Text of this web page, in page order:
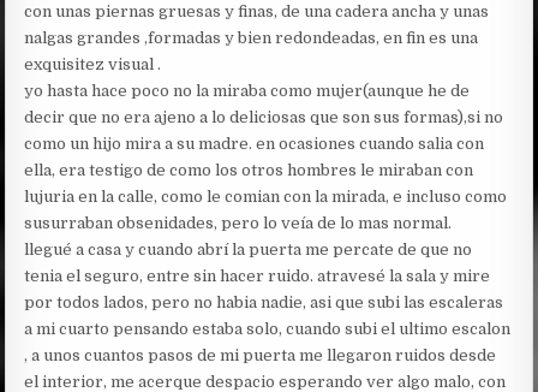
con unas piernas gruesas y finas, de una cadera ancha y unas
nalgas grandes ,formadas y bien redondeadas, en fin es una
exquisitez visual .
yo hasta hace poco no la miraba como mujer(aunque he de
decir que no era ajeno a lo deliciosas que son sus formas),si no
como un hijo mira a su madre. en ocasiones cuando salia con
ella, era testigo de como los otros hombres le miraban con
lujuria en la calle, como le comian con la mirada, e incluso como
susurraban obsenidades, pero lo veía de lo mas normal.
llegué a casa y cuando abrí la puerta me percate de que no
tenia el seguro, entre sin hacer ruido. atravesé la sala y mire
por todos lados, pero no habia nadie, asi que subi las escaleras
a mi cuarto pensando estaba solo, cuando subi el ultimo escalon
, a unos cuantos pasos de mi puerta me llegaron ruidos desde
el interior, me acerque despacio esperando ver algo malo, con